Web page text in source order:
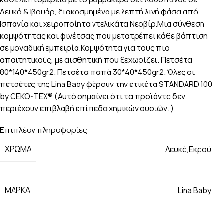
Λευκό & Ιβουάρ, διακοσμημένο με λεπτή λινή φάσα από
Ισπανία και χειροποίητα ντελικάτα Νερβίρ.Μια σύνθεση
κομψότητας και φινέτσας που μετατρέπει κάθε βάπτιση
σε μοναδική εμπειρία.Κομψότητα για τους πιο
απαιτητικούς, με αισθητική που ξεχωρίζει. Πετσέτα
80*140*450gr2. Πετσέτα παπά 30*40*450gr2. Όλες οι
πετσέτες της Lina Baby φέρουν την ετικέτα STANDARD 100
by OEKO-TEX® (Αυτό σημαίνει ότι τα προϊόντα δεν
περιέχουν επιβλαβή επίπεδα χημικών ουσιών. )
Επιπλέον πληροφορίες
ΧΡΏΜΑ
Λευκό,Εκρού
ΜΆΡΚΑ
Lina Baby